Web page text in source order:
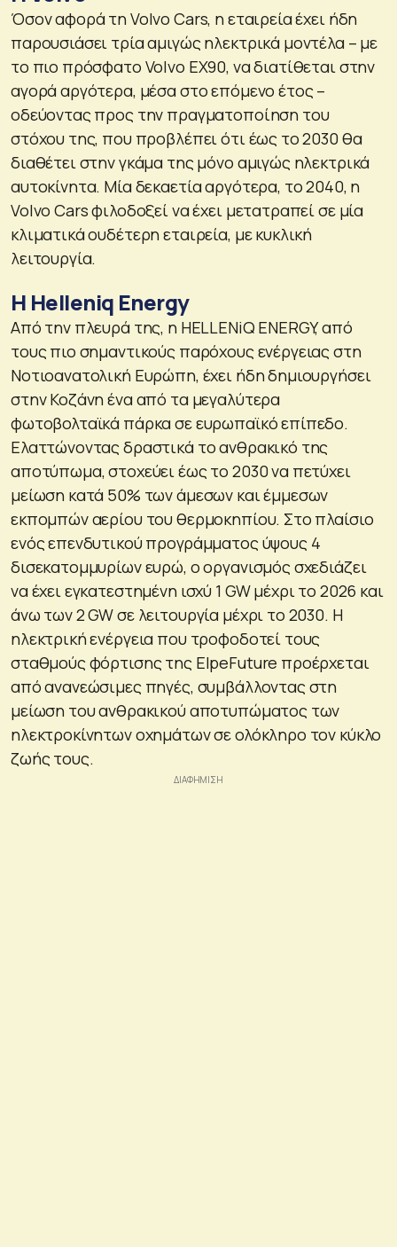
Όσον αφορά τη Volvo Cars, η εταιρεία έχει ήδη
παρουσιάσει τρία αμιγώς ηλεκτρικά μοντέλα – με
το πιο πρόσφατο Volvo EX90, να διατίθεται στην
αγορά αργότερα, μέσα στο επόμενο έτος –
οδεύοντας προς την πραγματοποίηση του
στόχου της, που προβλέπει ότι έως το 2030 θα
διαθέτει στην γκάμα της μόνο αμιγώς ηλεκτρικά
αυτοκίνητα. Μία δεκαετία αργότερα, το 2040, η
Volvo Cars φιλοδοξεί να έχει μετατραπεί σε μία
κλιματικά ουδέτερη εταιρεία, με κυκλική
λειτουργία.
H Helleniq Energy
Από την πλευρά της, η HELLENiQ ENERGY, από
τους πιο σημαντικούς παρόχους ενέργειας στη
Νοτιοανατολική Ευρώπη, έχει ήδη δημιουργήσει
στην Κοζάνη ένα από τα μεγαλύτερα
φωτοβολταϊκά πάρκα σε ευρωπαϊκό επίπεδο.
Ελαττώνοντας δραστικά το ανθρακικό της
αποτύπωμα, στοχεύει έως το 2030 να πετύχει
μείωση κατά 50% των άμεσων και έμμεσων
εκπομπών αερίου του θερμοκηπίου. Στο πλαίσιο
ενός επενδυτικού προγράμματος ύψους 4
δισεκατομμυρίων ευρώ, ο οργανισμός σχεδιάζει
να έχει εγκατεστημένη ισχύ 1 GW μέχρι το 2026 και
άνω των 2 GW σε λειτουργία μέχρι το 2030. Η
ηλεκτρική ενέργεια που τροφοδοτεί τους
σταθμούς φόρτισης της ElpeFuture προέρχεται
από ανανεώσιμες πηγές, συμβάλλοντας στη
μείωση του ανθρακικού αποτυπώματος των
ηλεκτροκίνητων οχημάτων σε ολόκληρο τον κύκλο
ζωής τους.